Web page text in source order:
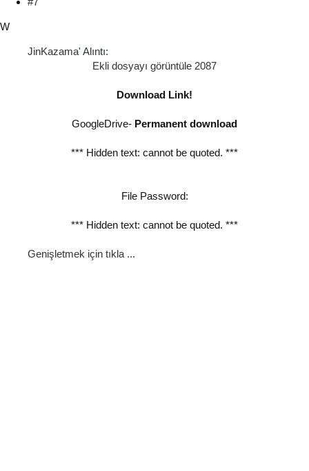
W
JinKazama' Alıntı:
Ekli dosyayı görüntüle 2087
Download Link!
GoogleDrive- Permanent download
*** Hidden text: cannot be quoted. ***
File Password:
*** Hidden text: cannot be quoted. ***
Genişletmek için tıkla ...